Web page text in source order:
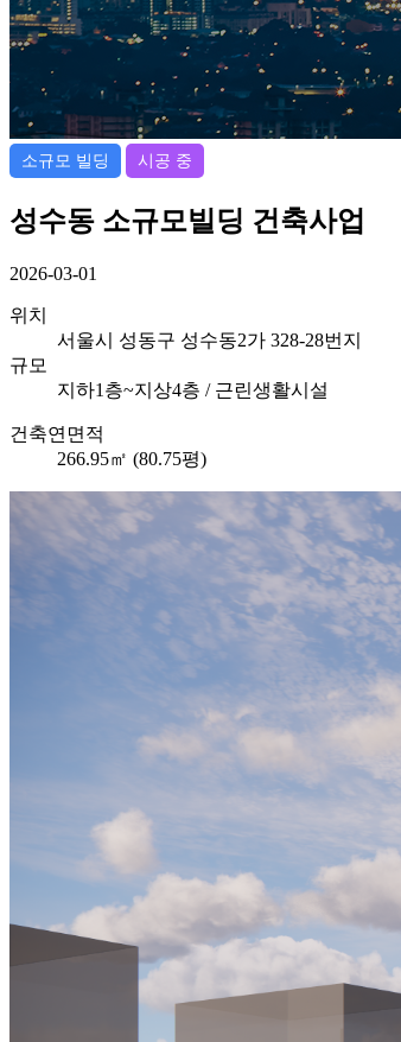
소규모 빌딩 시공 중
성수동 소규모빌딩 건축사업
2026-03-01
위치
서울시 성동구 성수동2가 328-28번지
규모
지하1층~지상4층 / 근린생활시설
건축연면적
266.95㎡ (80.75평)